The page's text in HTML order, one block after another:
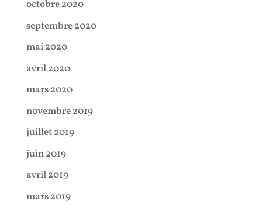
octobre 2020
septembre 2020
mai 2020
avril 2020
mars 2020
novembre 2019
juillet 2019
juin 2019
avril 2019
mars 2019